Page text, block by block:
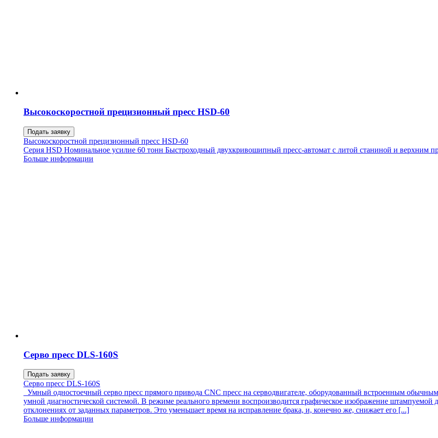
Высокоскоростной прецизионный пресс HSD-60
Подать заявку
Высокоскоростной прецизионный пресс HSD-60
Серия HSD Номинальное усилие 60 тонн Быстроходный двухкривошипный пресс-автомат с литой станиной и верхним
Больше информации
Серво пресс DLS-160S
Подать заявку
Серво пресс DLS-160S
Умный одностоечный серво пресс прямого привода CNC пресс на серводвигателе, оборудованный встроенным
умной диагностической системой. В режиме реального времени воспроизводится графическое изображение штампуемой
отклонениях от заданных параметров. Это уменьшает время на исправление брака, и, конечно же, снижает его [...]
Больше информации